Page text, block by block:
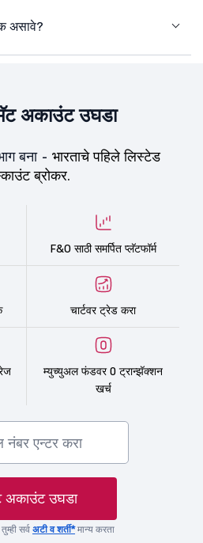
असावे?
अकाउंट उघडा
बना - भारताचे पहिले लिस्टेड
ब्रोकर.
F&O साठी समर्पित प्लॅटफॉर्म
चार्टवर ट्रेड करा
म्युच्युअल फंडवर 0 ट्रान्झॅक्शन
खर्च
अकाउंट उघडा
सर्व अटी व शर्ती*मान्य करता